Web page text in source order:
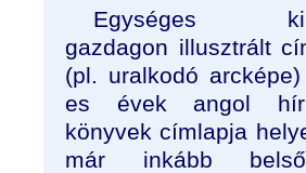
Egységes
gazdagon illusztrált
(pl. uralkodó
es évek angol
könyvek címlapja
már inkább